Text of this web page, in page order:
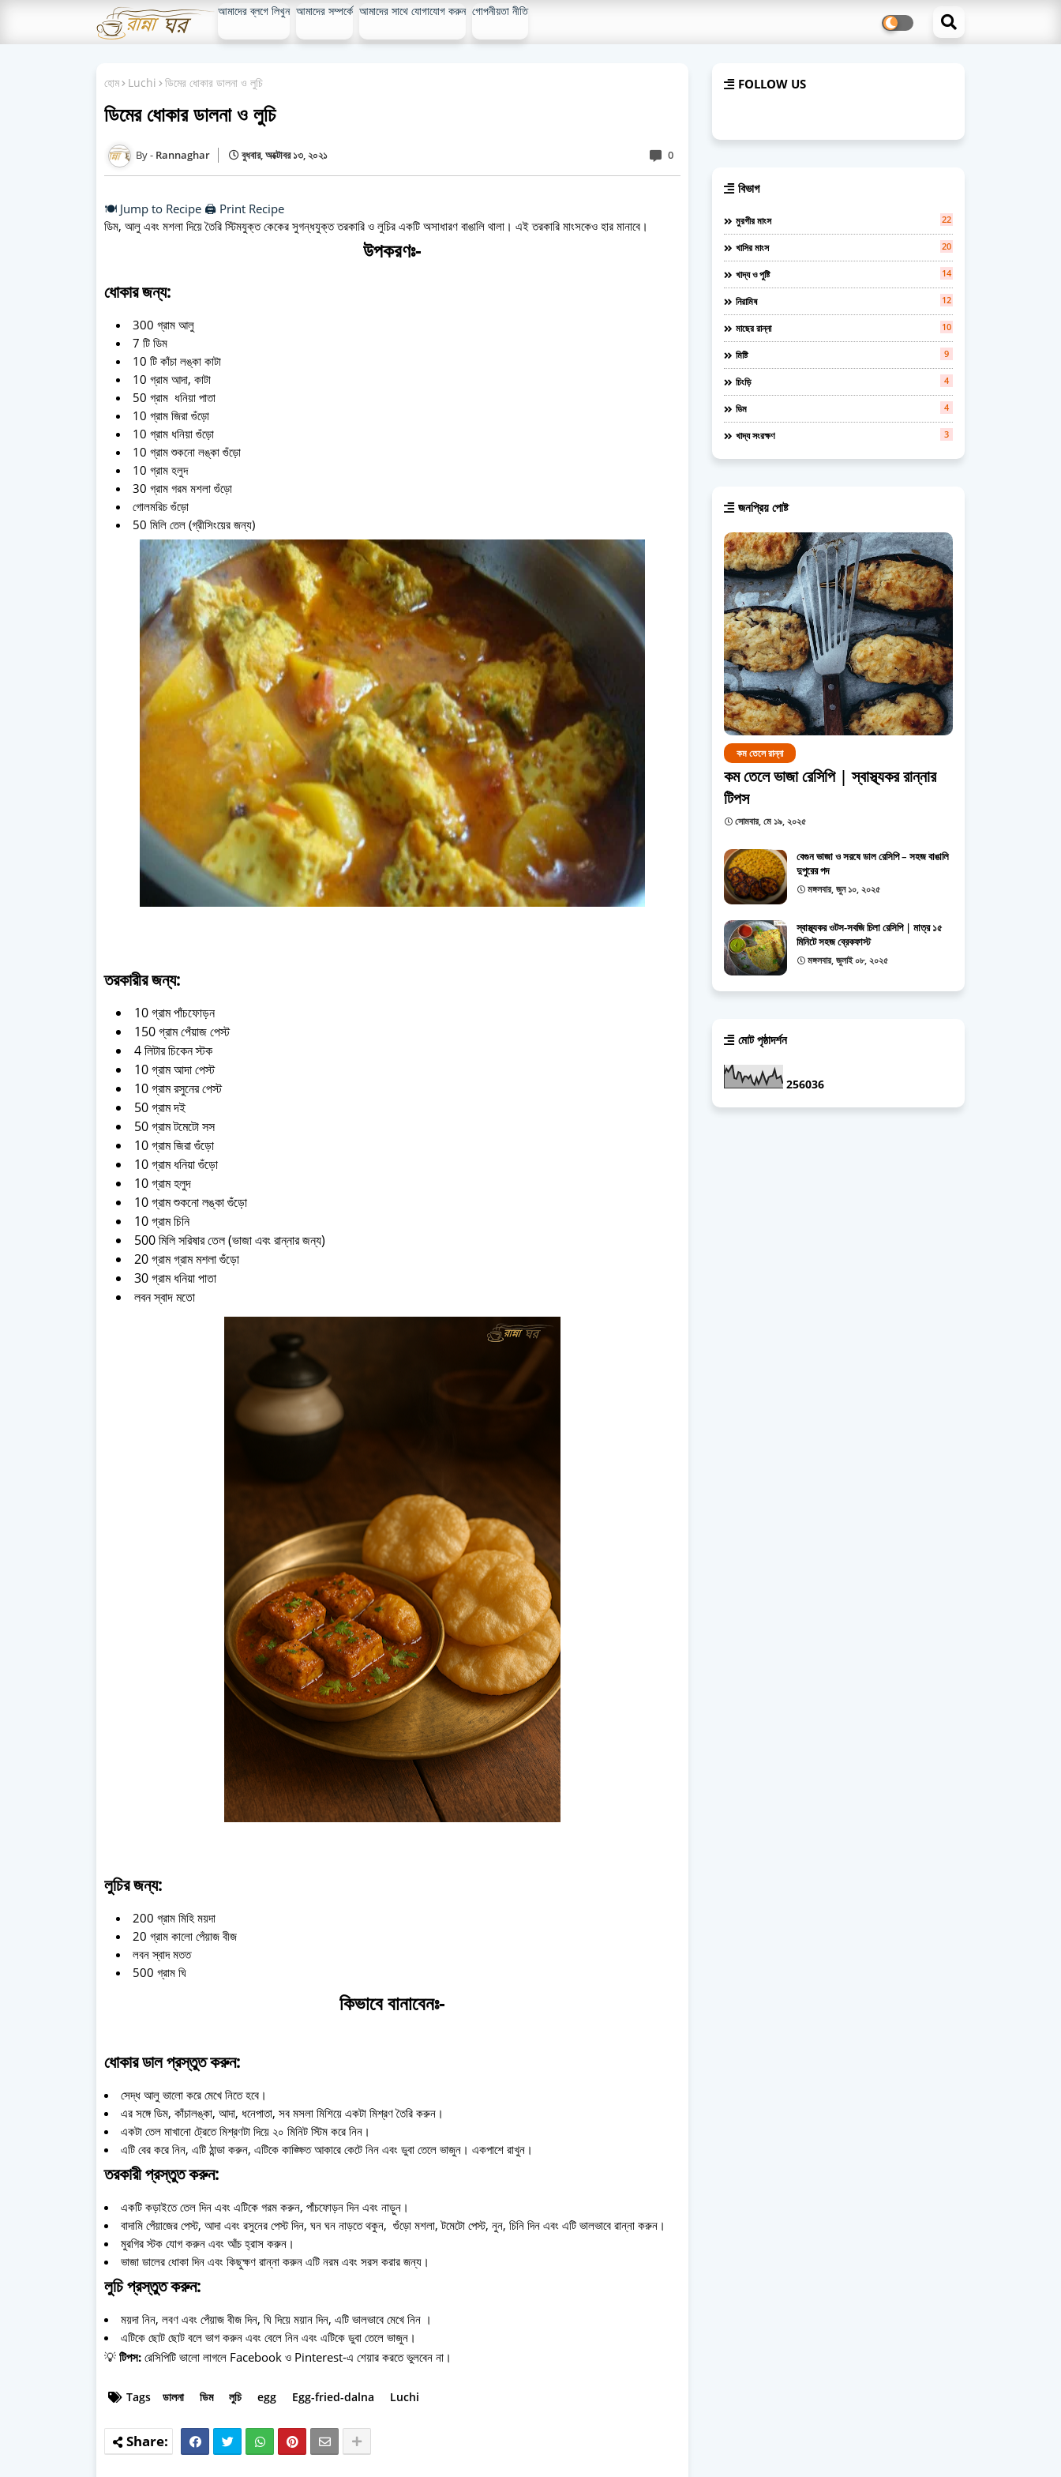
আমাদের ব্লগে লিখুন আমাদের সম্পর্কে আমাদের সাথে যোগাযোগ করুন গোপনীয়তা নীতি
হোম Luchi ডিমের ধোকার ডালনা ও লুচি
ডিমের ধোকার ডালনা ও লুচি
Rannaghar বুধবার, অক্টোবর ১৩, ২০২১ 0
🍽️ Jump to Recipe 🖨️ Print Recipe
ডিম, আলু এবং মশলা দিয়ে তৈরি স্টিমযুক্ত কেকের সুগন্ধযুক্ত তরকারি ও লুচির একটি অসাধারণ বাঙালি থালা। এই তরকারি মাংসকেও হার মানাবে।
উপকরণঃ-
ধোকার জন্য:
300 গ্রাম আলু
7 টি ডিম
10 টি কাঁচা লঙ্কা কাটা
10 গ্রাম আদা, কাটা
50 গ্রাম ধনিয়া পাতা
10 গ্রাম জিরা গুঁড়ো
10 গ্রাম ধনিয়া গুঁড়ো
10 গ্রাম শুকনো লঙ্কা গুঁড়ো
10 গ্রাম হলুদ
30 গ্রাম গরম মশলা গুঁড়ো
গোলমরিচ গুঁড়ো
50 মিলি তেল (গ্রীসিংয়ের জন্য)
তরকারীর জন্য:
10 গ্রাম পাঁচফোড়ন
150 গ্রাম পেঁয়াজ পেস্ট
4 লিটার চিকেন স্টক
10 গ্রাম আদা পেস্ট
10 গ্রাম রসুনের পেস্ট
50 গ্রাম দই
50 গ্রাম টমেটো সস
10 গ্রাম জিরা গুঁড়ো
10 গ্রাম ধনিয়া গুঁড়ো
10 গ্রাম হলুদ
10 গ্রাম শুকনো লঙ্কা গুঁড়ো
10 গ্রাম চিনি
500 মিলি সরিষার তেল (ভাজা এবং রান্নার জন্য)
20 গ্রাম গ্রাম মশলা গুঁড়ো
30 গ্রাম ধনিয়া পাতা
লবন স্বাদ মতো
লুচির জন্য:
200 গ্রাম মিহি ময়দা
20 গ্রাম কালো পেঁয়াজ বীজ
লবন স্বাদ মতত
500 গ্রাম ঘি
কিভাবে বানাবেনঃ-
ধোকার ডাল প্রস্তুত করুন:
সেদ্ধ আলু ভালো করে মেখে নিতে হবে।
এর সঙ্গে ডিম, কাঁচালঙ্কা, আদা, ধনেপাতা, সব মসলা মিশিয়ে একটা মিশ্রণ তৈরি করুন।
একটা তেল মাখানো ট্রেতে মিশ্রণটা দিয়ে ২০ মিনিট স্টিম করে নিন।
এটি বের করে নিন, এটি ঠান্ডা করুন, এটিকে কাঙ্ক্ষিত আকারে কেটে নিন এবং ডুবা তেলে ভাজুন। একপাশে রাখুন।
তরকারী প্রস্তুত করুন:
একটি কড়াইতে তেল দিন এবং এটিকে গরম করুন, পাঁচফোড়ন দিন এবং নাড়ুন।
বাদামি পেঁয়াজের পেস্ট, আদা এবং রসুনের পেস্ট দিন, ঘন ঘন নাড়তে থকুন, গুঁড়ো মশলা, টমেটো পেস্ট, নুন, চিনি দিন এবং এটি ভালভাবে রান্না করুন।
মুরগির স্টক যোগ করুন এবং আঁচ হ্রাস করুন।
ভাজা ডালের ধোকা দিন এবং কিছুক্ষণ রান্না করুন এটি নরম এবং সরস করার জন্য।
লুচি প্রস্তুত করুন:
ময়দা নিন, লবণ এবং পেঁয়াজ বীজ দিন, ঘি দিয়ে ময়ান দিন, এটি ভালভাবে মেখে নিন ।
এটিকে ছোট ছোট বলে ভাগ করুন এবং বেলে নিন এবং এটিকে ডুবা তেলে ভাজুন।
💡 টিপস: রেসিপিটি ভালো লাগলে Facebook ও Pinterest-এ শেয়ার করতে ভুলবেন না।
Tags ডালনা ডিম লুচি egg Egg-fried-dalna Luchi
FOLLOW US
বিভাগ
মুরগীর মাংস 22
খাসির মাংস 20
খাদ্য ও পুষ্টি 14
নিরামিষ 12
মাছের রান্না 10
মিষ্টি 9
চিংড়ি 4
ডিম 4
খাদ্য সংরক্ষণ 3
জনপ্রিয় পোষ্ট
কম তেলে রান্না
কম তেলে ভাজা রেসিপি | স্বাস্থ্যকর রান্নার
টিপস
সোমবার, মে ১৯, ২০২৫
বেগুন ভাজা ও সরষে ডাল রেসিপি – সহজ বাঙালি
দুপুরের পদ
মঙ্গলবার, জুন ১০, ২০২৫
স্বাস্থ্যকর ওটস-সবজি চিলা রেসিপি | মাত্র ১৫
মিনিটে সহজ ব্রেকফাস্ট
মঙ্গলবার, জুলাই ০৮, ২০২৫
মোট পৃষ্ঠাদর্শন
256036